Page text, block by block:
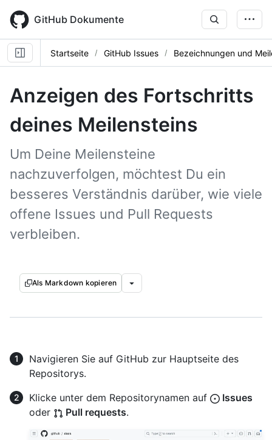
main
content
GitHub Dokumente
Startseite GitHub Issues Bezeichnungen und
Anzeigen des Fortschritts
deines Meilensteins
Um Deine Meilensteine
nachzuverfolgen, möchtest Du ein
besseres Verständnis darüber, wie viele
offene Issues und Pull Requests
verbleiben.
Als Markdown kopieren
Navigieren Sie auf GitHub zur Hauptseite des
Repositorys.
Klicke unter dem Repositorynamen auf
Issues
oder
Pull requests.